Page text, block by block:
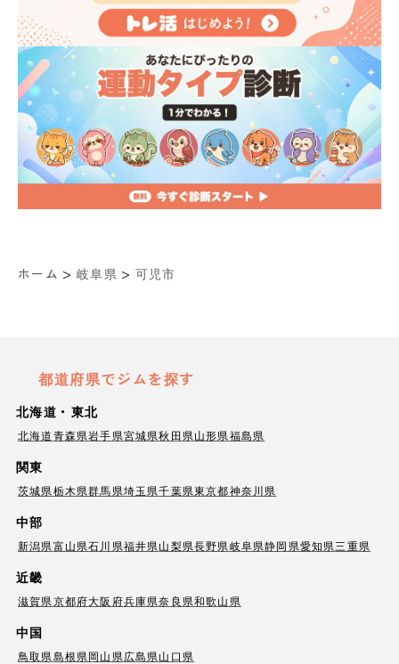
ホーム > 岐阜県 > 可児市
都道府県でジムを探す
北海道・東北
北海道青森県岩手県宮城県秋田県山形県福島県
関東
茨城県栃木県群馬県埼玉県千葉県東京都神奈川県
中部
新潟県富山県石川県福井県山梨県長野県岐阜県静岡県愛知県三重県
近畿
滋賀県京都府大阪府兵庫県奈良県和歌山県
中国
鳥取県島根県岡山県広島県山口県